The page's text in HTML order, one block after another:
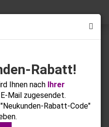
Rabatt!
Ihnen nach Ihrer
Mail zugesendet.
Rabatt-Code"